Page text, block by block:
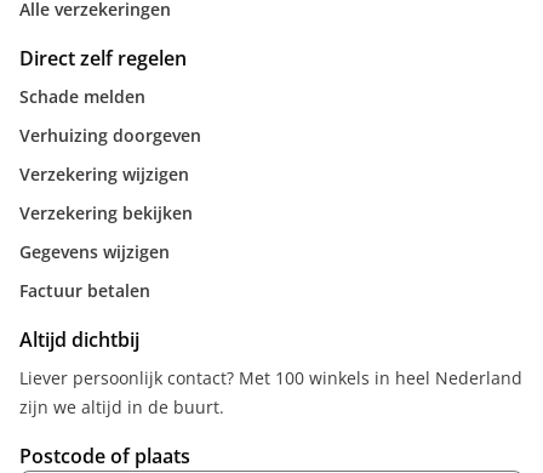
Alle verzekeringen
Direct zelf regelen
Schade melden
Verhuizing doorgeven
Verzekering wijzigen
Verzekering bekijken
Gegevens wijzigen
Factuur betalen
Altijd dichtbij
Liever persoonlijk contact? Met 100 winkels in heel Nederland
zijn we altijd in de buurt.
Postcode of plaats